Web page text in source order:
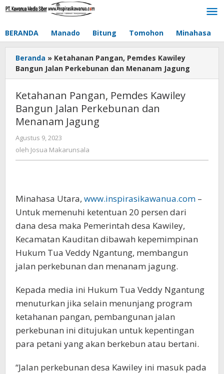
Lewati
BERANDA Manado Bitung Tomohon Minahasa
Beranda » Ketahanan Pangan, Pemdes Kawiley
Bangun Jalan Perkebunan dan Menanam Jagung
Ketahanan Pangan, Pemdes Kawiley
Bangun Jalan Perkebunan dan
Menanam Jagung
Agustus 9, 2023
Josua
oleh Josua Makarunsala
Minahasa Utara, www.inspirasikawanua.com –
Untuk memenuhi ketentuan 20 persen dari
dana desa maka Pemerintah desa Kawiley,
Kecamatan Kauditan dibawah kepemimpinan
Hukum Tua Veddy Ngantung, membangun
jalan perkebunan dan menanam jagung.
Kepada media ini Hukum Tua Veddy Ngantung
menuturkan jika selain menunjang program
ketahanan pangan, pembangunan jalan
perkebunan ini ditujukan untuk kepentingan
para petani yang akan berkebun atau bertani.
“Jalan perkebunan desa Kawiley ini masuk pada